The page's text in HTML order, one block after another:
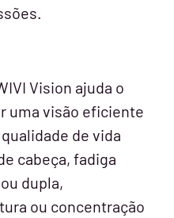
Vision ajuda o
uma visão eficiente
de vida
cabeça, fadiga
dupla,
ou concentração